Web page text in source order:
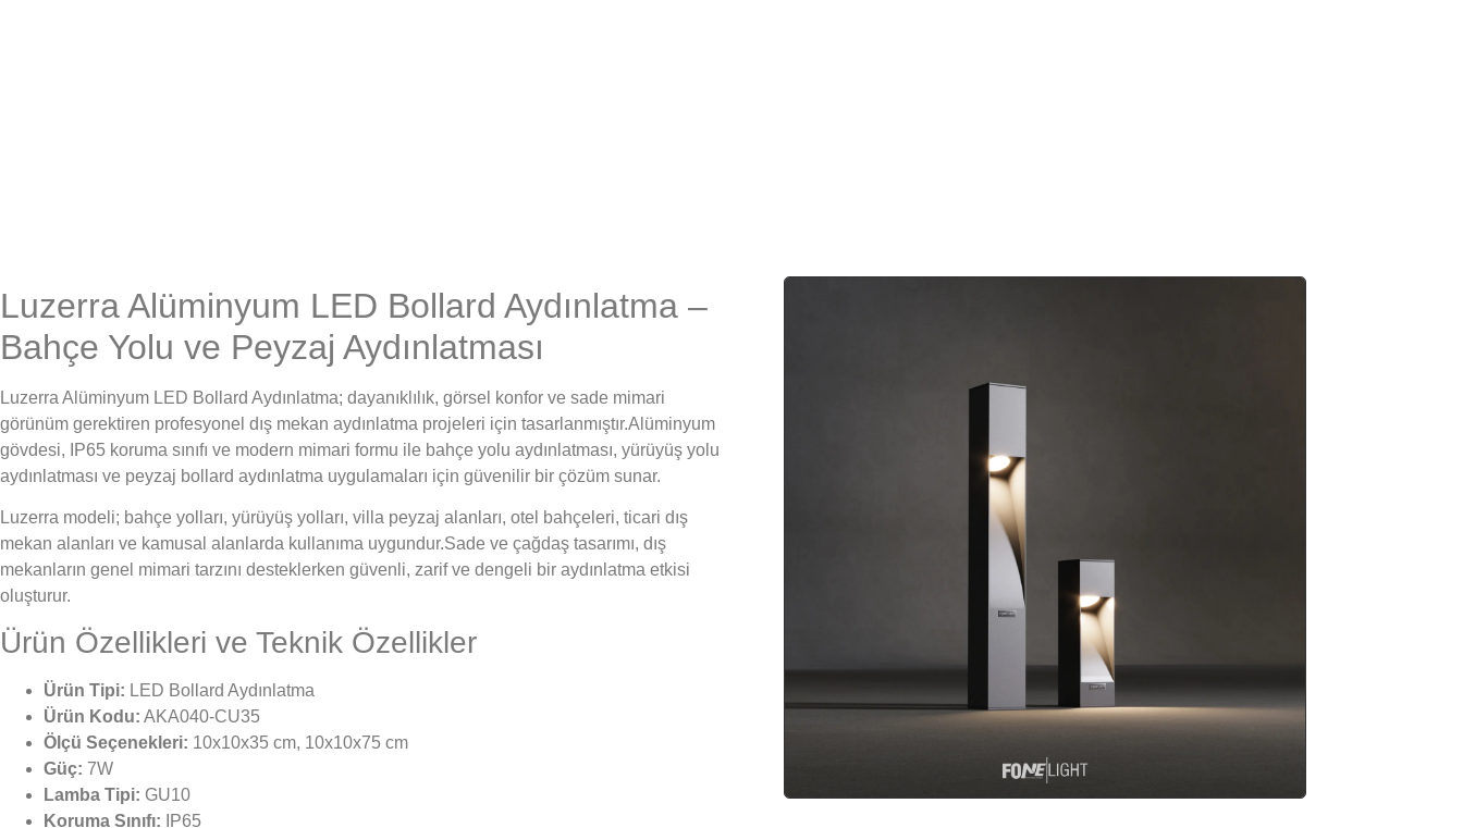
Luzerra Alüminyum LED Bollard Aydınlatma –
Bahçe Yolu ve Peyzaj Aydınlatması
Luzerra Alüminyum LED Bollard Aydınlatma; dayanıklılık, görsel konfor ve sade mimari
görünüm gerektiren profesyonel dış mekan aydınlatma projeleri için tasarlanmıştır.Alüminyum
gövdesi, IP65 koruma sınıfı ve modern mimari formu ile bahçe yolu aydınlatması, yürüyüş yolu
aydınlatması ve peyzaj bollard aydınlatma uygulamaları için güvenilir bir çözüm sunar.
Luzerra modeli; bahçe yolları, yürüyüş yolları, villa peyzaj alanları, otel bahçeleri, ticari dış
mekan alanları ve kamusal alanlarda kullanıma uygundur.Sade ve çağdaş tasarımı, dış
mekanların genel mimari tarzını desteklerken güvenli, zarif ve dengeli bir aydınlatma etkisi
oluşturur.
Ürün Özellikleri ve Teknik Özellikler
Ürün Tipi: LED Bollard Aydınlatma
Ürün Kodu: AKA040-CU35
Ölçü Seçenekleri: 10x10x35 cm, 10x10x75 cm
Güç: 7W
Lamba Tipi: GU10
Koruma Sınıfı: IP65